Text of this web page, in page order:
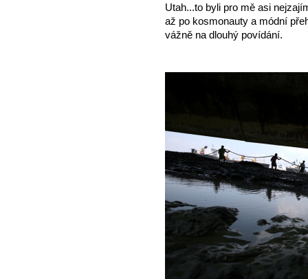
Utah...to byli pro mě asi
až po kosmonauty a módní
vážně na dlouhý povídání.